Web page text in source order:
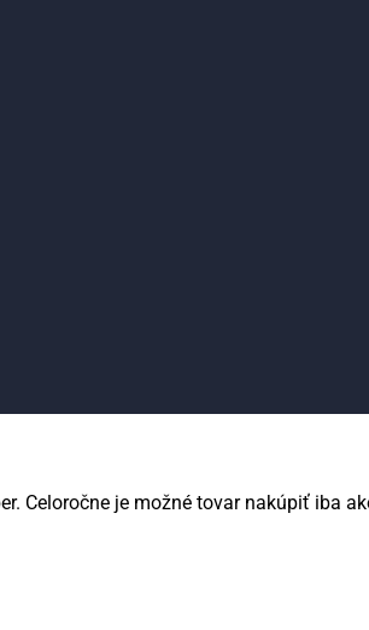
Celoročne je možné tovar nakúpiť iba